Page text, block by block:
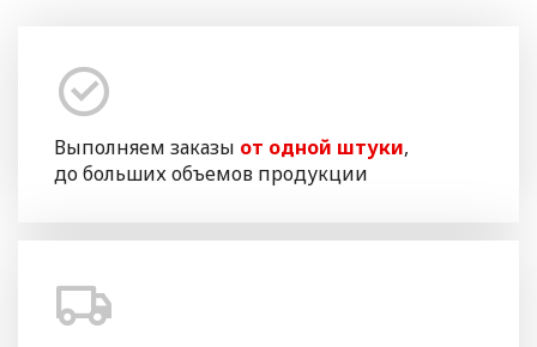
Выполняем заказы от одной штуки,
до больших объемов продукции